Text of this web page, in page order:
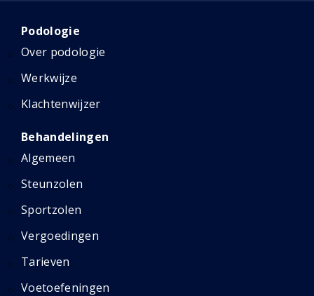
Podologie
Over podologie
Werkwijze
Klachtenwijzer
Behandelingen
Algemeen
Steunzolen
Sportzolen
Vergoedingen
Tarieven
Voetoefeningen